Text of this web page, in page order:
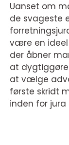
Uanset om
de svageste
være en ideel
der åbner
at dygtiggøre
at vælge
første skridt
inden for